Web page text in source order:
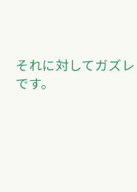
それに対してガズ
です。